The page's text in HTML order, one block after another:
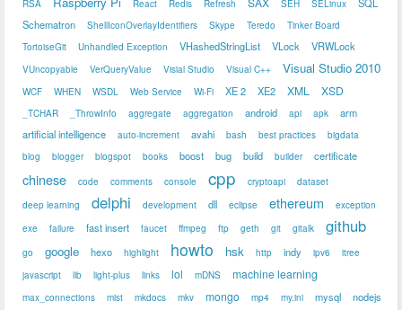
RSA React Redis Refresh SEH SELinux
Schematron
ShellIconOverlayIdentifiers Skype Teredo
Tinker Board
TortoiseGit
Unhandled Exception VHashedStringList VLock VRWLock
VUncopyable VerQueryValue Visial Studio Visual C++ Visual Studio 2010
WCF WHEN WSDL Web Service Wi-Fi XE 2 XE2 XML XSD
_TCHAR _ThrowInfo aggregate aggregation android api apk
arm
artificial intelligence
auto-increment avahi bash best practices
bigdata
blog
blogger blogspot books boost bug build builder certificate
chinese code comments console cpp cryptoapi
dataset
deep learning
delphi development dll eclipse ethereum
exception
exe
failure fast insert faucet ffmpeg ftp geth git gitalk github
go google hexo highlight howto hsk http indy ipv6
itree
javascript
lib light-plus links lol mDNS machine learning
max_connections mist mkdocs mkv mongo mp4 my.ini mysql nodejs